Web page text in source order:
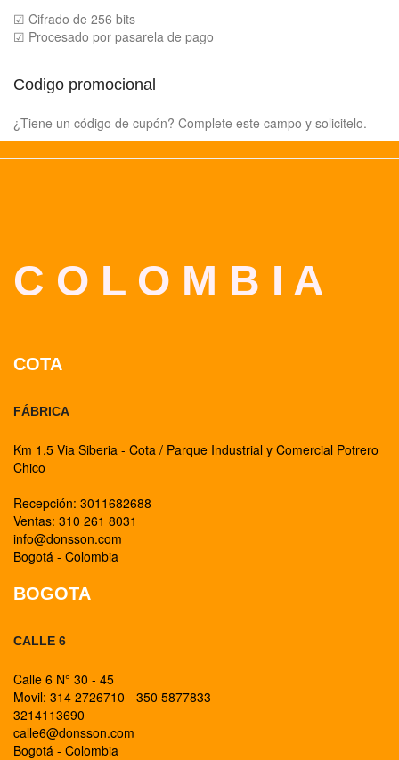
☑ Cifrado de 256 bits
☑ Procesado por pasarela de pago
Codigo promocional
¿Tiene un código de cupón? Complete este campo y solicitelo.
C O L O M B I A
COTA
FÁBRICA
Km 1.5 Via Siberia - Cota / Parque Industrial y Comercial Potrero
Chico
Recepción: 3011682688
Ventas: 310 261 8031
info@donsson.com
Bogotá - Colombia
BOGOTA
CALLE 6
Calle 6 N° 30 - 45
Movil: 314 2726710 - 350 5877833
3214113690
calle6@donsson.com
Bogotá - Colombia